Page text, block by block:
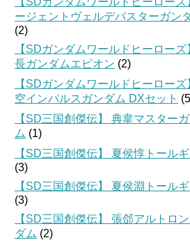
ージェントヴェルデバスターガン
(2)
【SDガンダムワールドヒーローズ
長ガンダムエピオン (2)
【SDガンダムワールドヒーローズ
空インパルスガンダム DXセット
【SD三国創傑伝】 典韋マスター
ム (1)
【SD三国創傑伝】 夏侯惇トール
(3)
【SD三国創傑伝】 夏侯淵トール
(3)
【SD三国創傑伝】 張郃アルトロ
ダム (2)